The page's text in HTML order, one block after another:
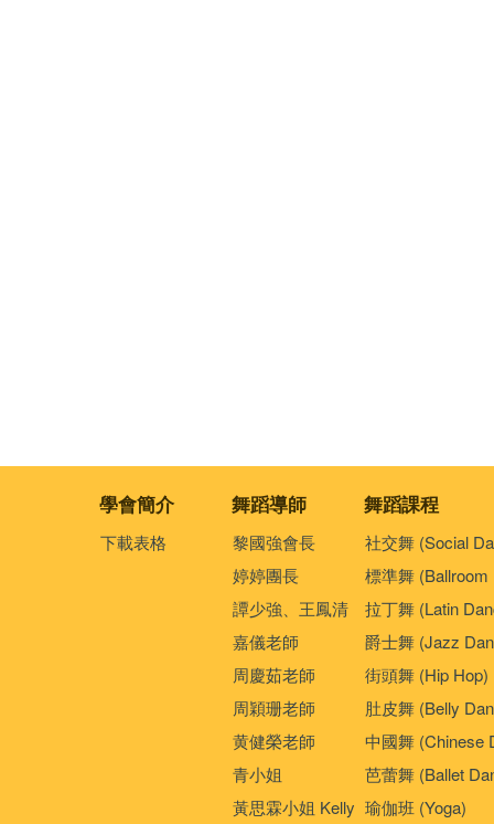
學會簡介 舞蹈導師 舞蹈課程
下載表格
黎國強會長
婷婷團長
譚少強、王鳳清
嘉儀老師
周慶茹老師
周穎珊老師
黄健榮老師
青小姐
黃思霖小姐 Kelly
社交舞 (Social
標準舞 (Ballroom
拉丁舞 (Latin
爵士舞 (Jazz
街頭舞 (Hip Hop)
肚皮舞 (Belly
中國舞 (Chinese
芭蕾舞 (Ballet
瑜伽班 (Yoga)